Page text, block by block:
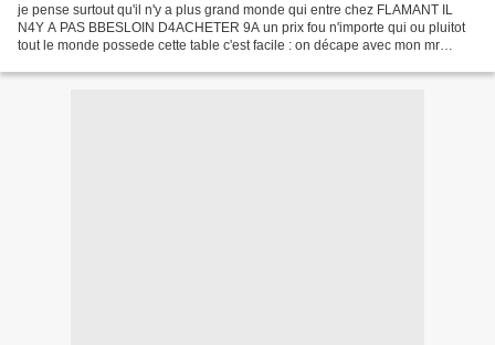
je pense surtout qu'il n'y a plus grand monde qui entre chez FLAMANT IL
N4Y A PAS BBESLOIN D4ACHETER 9A un prix fou n'importe qui ou pluitot
tout le monde possede cette table c'est facile : on décape avec mon mr